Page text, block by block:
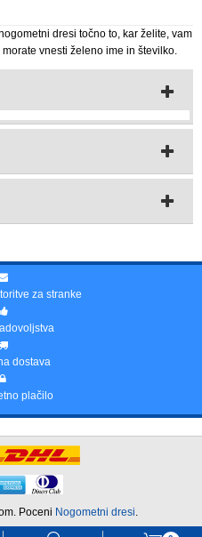
dresi točno to, kar želite, vam
vnesti želeno ime in številko.
za stranke
dostava
plačilo
Poceni Nogometni dresi.